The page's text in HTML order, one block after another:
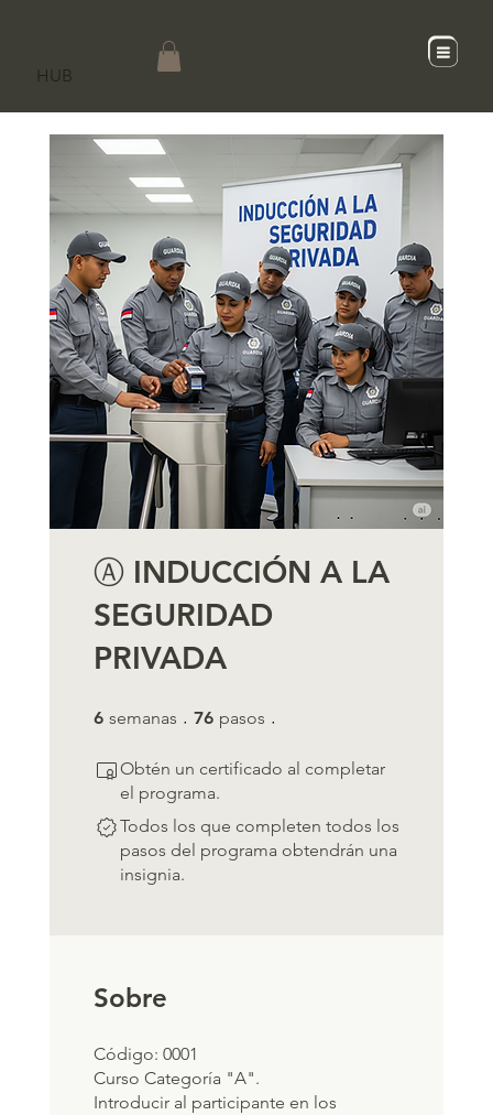
HUB
Ⓐ INDUCCIÓN A LA
SEGURIDAD
PRIVADA
6 semanas 6 semanas
76 pasos
Obtén un certificado al completar
el programa.
Todos los que completen todos los
pasos del programa obtendrán una
insignia.
Sobre
Código: 0001
Curso Categoría "A".
Introducir al participante en los